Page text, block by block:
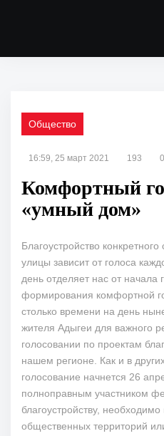
Общество
16:59, 25 март 2021 193 0
Комфортный
«умный дом»
Благоустройство
улицы зависит от голоса
день отделяет нас от начала
формирования комфортной
столько времени на день
жителя Адыгеи для важного
голосовании по проектам
нашем регионе. Как и в
голосование начнется 26
полноправным участником
благоустройству,
общественных территорий